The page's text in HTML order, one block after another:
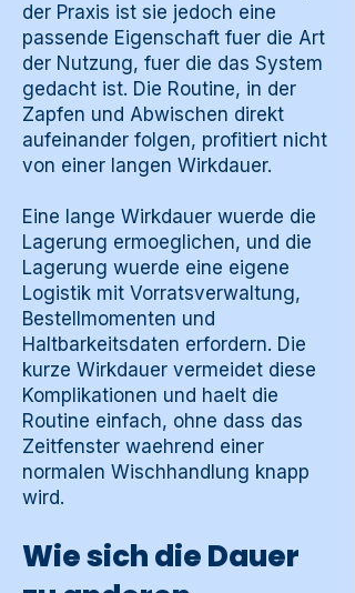
der Praxis ist sie jedoch eine
passende Eigenschaft fuer die Art
der Nutzung, fuer die das System
gedacht ist. Die Routine, in der
Zapfen und Abwischen direkt
aufeinander folgen, profitiert nicht
von einer langen Wirkdauer.
Eine lange Wirkdauer wuerde die
Lagerung ermoeglichen, und die
Lagerung wuerde eine eigene
Logistik mit Vorratsverwaltung,
Bestellmomenten und
Haltbarkeitsdaten erfordern. Die
kurze Wirkdauer vermeidet diese
Komplikationen und haelt die
Routine einfach, ohne dass das
Zeitfenster waehrend einer
normalen Wischhandlung knapp
wird.
Wie sich die Dauer